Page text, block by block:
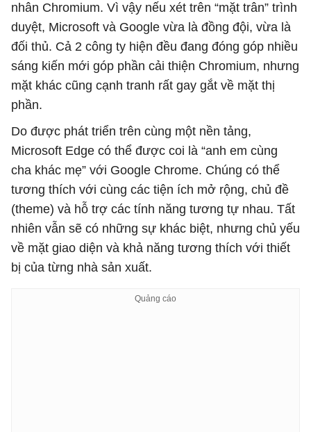
nhân Chromium. Vì vậy nếu xét trên “mặt trân” trình
duyệt, Microsoft và Google vừa là đồng đội, vừa là
đối thủ. Cả 2 công ty hiện đều đang đóng góp nhiều
sáng kiến mới góp phần cải thiện Chromium, nhưng
mặt khác cũng cạnh tranh rất gay gắt về mặt thị
phần.
Do được phát triển trên cùng một nền tảng,
Microsoft Edge có thể được coi là “anh em cùng
cha khác mẹ” với Google Chrome. Chúng có thể
tương thích với cùng các tiện ích mở rộng, chủ đề
(theme) và hỗ trợ các tính năng tương tự nhau. Tất
nhiên vẫn sẽ có những sự khác biệt, nhưng chủ yếu
về mặt giao diện và khả năng tương thích với thiết
bị của từng nhà sản xuất.